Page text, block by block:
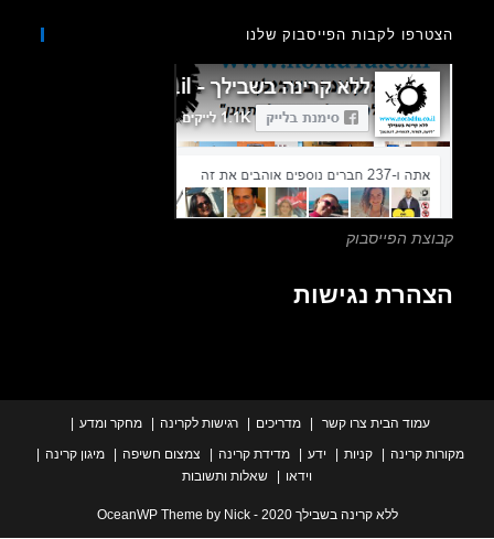
לקבות הפייסבוק שלנו
הפייסבוק
נגישות
עמוד הבית צרו קשר מדריכים רגישות לקרינה
מחקר ומדע
קרינה
קניות ידע מדידת קרינה צמצום חשיפה
מיגון קרינה
שאלות ותשובות
ללא קרינה בשבילך 2020 - OceanWP Theme by Nick